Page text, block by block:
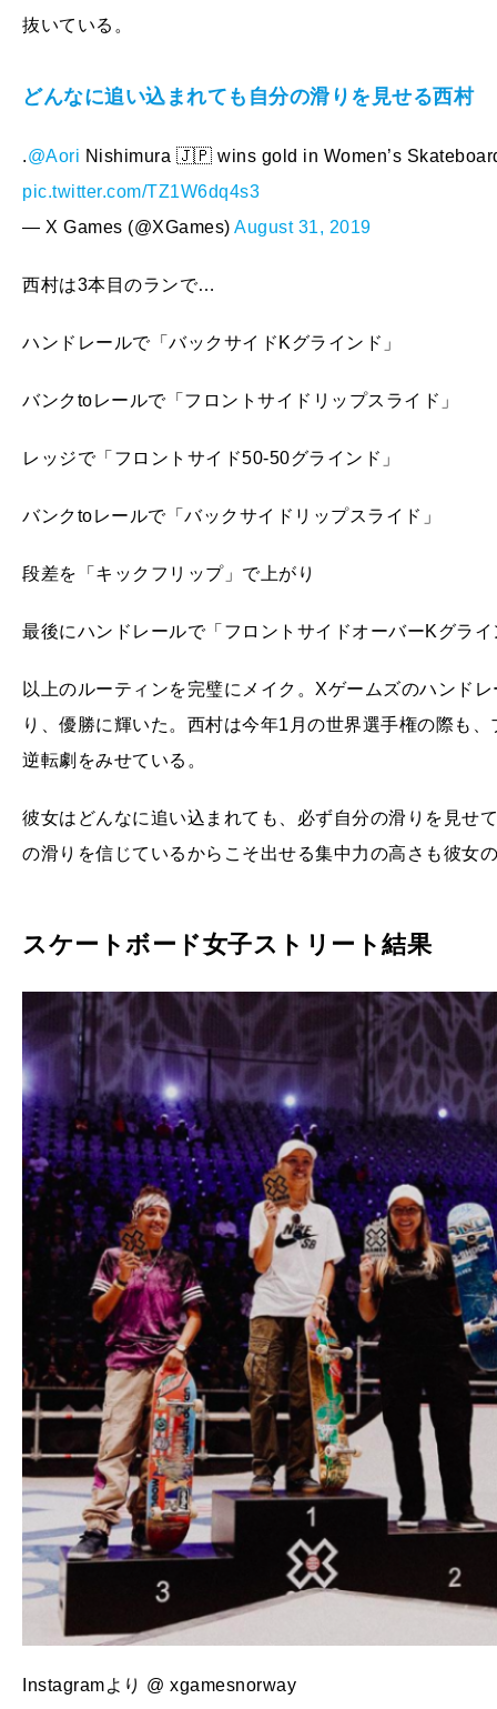
抜いている。
どんなに追い込まれても自分の滑りを見せる西村
.@Aori Nishimura 🇯🇵 wins gold in Women’s
pic.twitter.com/TZ1W6dq4s3
— X Games (@XGames) August 31, 2019
西村は3本目のランで…
ハンドレールで「バックサイドKグラインド」
バンクtoレールで「フロントサイドリップスライド」
レッジで「フロントサイド50-50グラインド」
バンクtoレールで「バックサイドリップスライド」
段差を「キックフリップ」で上がり
最後にハンドレールで「フロントサイドオーバーKグライ
以上のルーティンを完璧にメイク。Xゲームズのハンド
り、優勝に輝いた。西村は今年1月の世界選手権の際も
逆転劇をみせている。
彼女はどんなに追い込まれても、必ず自分の滑りを見せ
の滑りを信じているからこそ出せる集中力の高さも彼女
スケートボード女子ストリート結果
Instagramより @ xgamesnorway